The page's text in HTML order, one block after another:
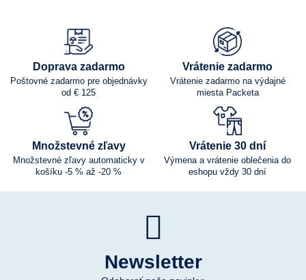
Doprava zadarmo
Poštovné zadarmo pre objednávky
od € 125
Vrátenie zadarmo
Vrátenie zadarmo na výdajné
miesta Packeta
Množstevné zľavy
Množstevné zľavy automaticky v
košíku -5 % až -20 %
Vrátenie 30 dní
Výmena a vrátenie oblečenia do
eshopu vždy 30 dní
Newsletter